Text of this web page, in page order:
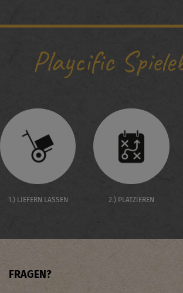
Playcific
1.) LIEFERN LASSEN 2.) PLATZIEREN
FRAGEN?